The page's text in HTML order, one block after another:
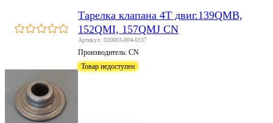
Тарелка клапана 4T двиг.139QMB,
152QMI, 157QMJ CN
Артикул: 020003-004-6137
Производитель: CN
Товар недоступен